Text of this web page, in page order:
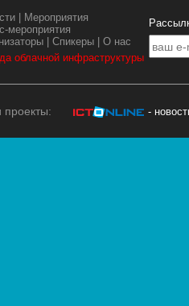
Мероприятия
мероприятия
|Спикеры |О нас
облачной инфраструктуры
проекты: -